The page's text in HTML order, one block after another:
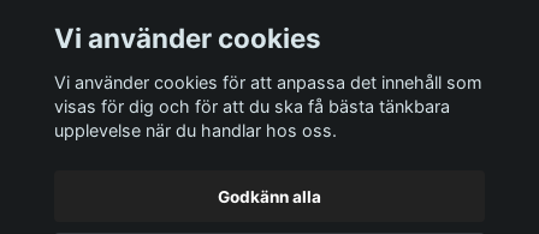
Sociala medier
Vi använder cookies
Vi använder cookies för att anpassa det innehåll som
visas för dig och för att du ska få bästa tänkbara
upplevelse när du handlar hos oss.
Godkänn alla